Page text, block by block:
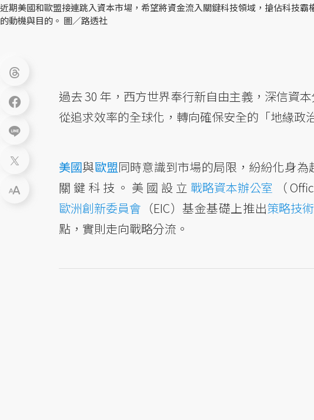
近期美國和歐盟接連跳入資本市場，希望將資金流入關鍵科技領域，搶佔科技
的動機與目的。 圖／路透社
過去 30 年，西方世界奉行新自由主義，深信資
從追求效率的全球化，轉向確保安全的「地緣
美國與歐盟同時意識到市場的局限，紛紛化身
關鍵科技。美國設立 戰略資本辦公室 （
歐洲創新委員會 （EIC）基金基礎上推出策略技
點，實則走向戰略分流。